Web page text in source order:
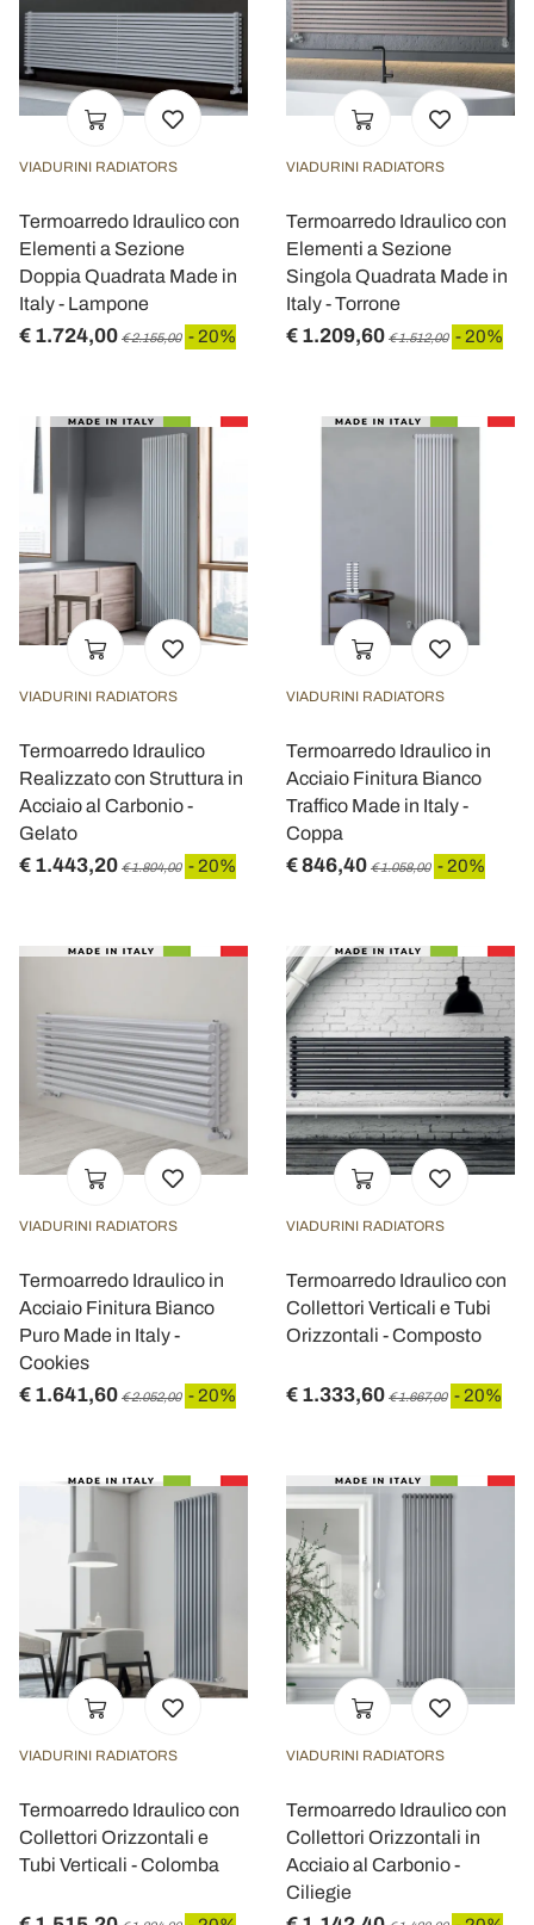
VIADURINI RADIATORS
Termoarredo Idraulico con
Elementi a Sezione
Doppia Quadrata Made in
Italy - Lampone
€ 1.724,00 € 2.155,00 - 20%
VIADURINI RADIATORS
Termoarredo Idraulico con
Elementi a Sezione
Singola Quadrata Made in
Italy - Torrone
€ 1.209,60 € 1.512,00 - 20%
VIADURINI RADIATORS
Termoarredo Idraulico
Realizzato con Struttura in
Acciaio al Carbonio -
Gelato
€ 1.443,20 € 1.804,00 - 20%
VIADURINI RADIATORS
Termoarredo Idraulico in
Acciaio Finitura Bianco
Traffico Made in Italy -
Coppa
€ 846,40 € 1.058,00 - 20%
VIADURINI RADIATORS
Termoarredo Idraulico in
Acciaio Finitura Bianco
Puro Made in Italy -
Cookies
€ 1.641,60 € 2.052,00 - 20%
VIADURINI RADIATORS
Termoarredo Idraulico con
Collettori Verticali e Tubi
Orizzontali - Composto
€ 1.333,60 € 1.667,00 - 20%
VIADURINI RADIATORS
Termoarredo Idraulico con
Collettori Orizzontali e
Tubi Verticali - Colomba
VIADURINI RADIATORS
Termoarredo Idraulico con
Collettori Orizzontali in
Acciaio al Carbonio -
Ciliegie